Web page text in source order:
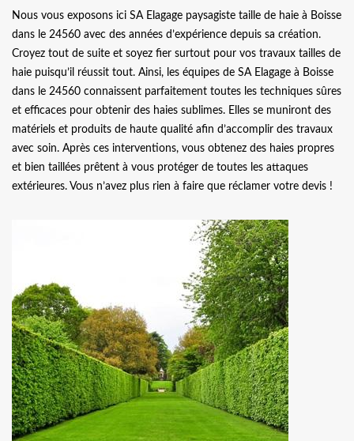
Nous vous exposons ici SA Elagage paysagiste taille de haie à Boisse
dans le 24560 avec des années d’expérience depuis sa création.
Croyez tout de suite et soyez fier surtout pour vos travaux tailles de
haie puisqu’il réussit tout. Ainsi, les équipes de SA Elagage à Boisse
dans le 24560 connaissent parfaitement toutes les techniques sûres
et efficaces pour obtenir des haies sublimes. Elles se muniront des
matériels et produits de haute qualité afin d’accomplir des travaux
avec soin. Après ces interventions, vous obtenez des haies propres
et bien taillées prêtent à vous protéger de toutes les attaques
extérieures. Vous n’avez plus rien à faire que réclamer votre devis !